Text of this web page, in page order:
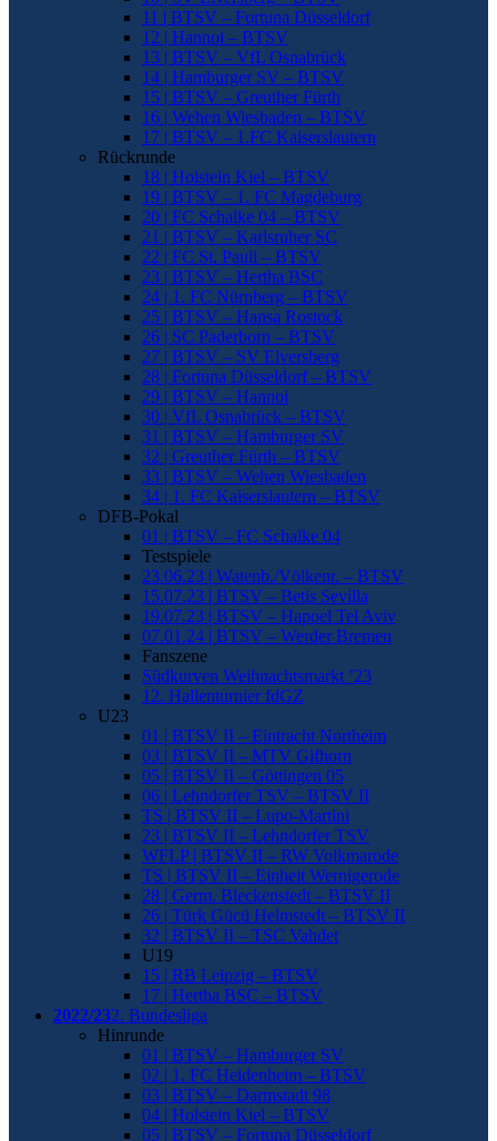
11 | BTSV – Fortuna Düsseldorf
12 | Hannoi – BTSV
13 | BTSV – VfL Osnabrück
14 | Hamburger SV – BTSV
15 | BTSV – Greuther Fürth
16 | Wehen Wiesbaden – BTSV
17 | BTSV – 1.FC Kaiserslautern
Rückrunde
18 | Holstein Kiel – BTSV
19 | BTSV – 1. FC Magdeburg
20 | FC Schalke 04 – BTSV
21 | BTSV – Karlsruher SC
22 | FC St. Pauli – BTSV
23 | BTSV – Hertha BSC
24 | 1. FC Nürnberg – BTSV
25 | BTSV – Hansa Rostock
26 | SC Paderborn – BTSV
27 | BTSV – SV Elversberg
28 | Fortuna Düsseldorf – BTSV
29 | BTSV – Hannoi
30 | VfL Osnabrück – BTSV
31 | BTSV – Hamburger SV
32 | Greuther Fürth – BTSV
33 | BTSV – Wehen Wiesbaden
34 | 1. FC Kaiserslautern – BTSV
DFB-Pokal
01 | BTSV – FC Schalke 04
Testspiele
23.06.23 | Watenb./Völkenr. – BTSV
15.07.23 | BTSV – Betis Sevilla
19.07.23 | BTSV – Hapoel Tel Aviv
07.01.24 | BTSV – Werder Bremen
Fanszene
Südkurven Weihnachtsmarkt ’23
12. Hallenturnier fdGZ
U23
01 | BTSV II – Eintracht Northeim
03 | BTSV II – MTV Gifhorn
05 | BTSV II – Göttingen 05
06 | Lehndorfer TSV – BTSV II
TS | BTSV II – Lupo-Martini
23 | BTSV II – Lehndorfer TSV
WFLP | BTSV II – RW Volkmarode
TS | BTSV II – Einheit Wernigerode
28 | Germ. Bleckenstedt – BTSV II
26 | Türk Gücü Helmstedt – BTSV II
32 | BTSV II – TSC Vahdet
U19
15 | RB Leipzig – BTSV
17 | Hertha BSC – BTSV
2022/232. Bundesliga
Hinrunde
01 | BTSV – Hamburger SV
02 | 1. FC Heidenheim – BTSV
03 | BTSV – Darmstadt 98
04 | Holstein Kiel – BTSV
05 | BTSV – Fortuna Düsseldorf